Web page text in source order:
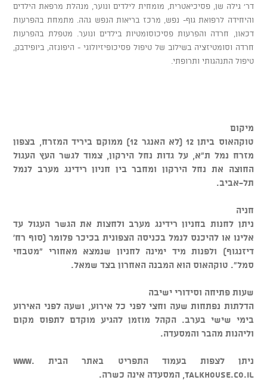
דר' גילה שן, פסיכיאטרית, מומחית לילדים ונוער, מנהלת מרפאת הילדים
והיחידה לרפואת גוף- נפש, מרכז בריאות הנפש גהה. מתמחת בהפרעות
דכאון, חרדה והפרעות פסיכוסומטיות בילדים ונוער. מטפלת בהפרעות
חרדה וסומטיזציה בשילוב של טיפול פסיכופיזיולוגי - היפונזה, ביופידבק,
טיפול התנהגותי ותרופתי.
מיקום
טוקהאוס ביתן 12 (לא האנגר 12) ממוקם ביריד המזרח, בצפון
מזרח נמל ת"א, על גדות נחל הירקון, צמוד לגשר העץ העגול
החוצה את נחל הירקון ומחבר בין חניון רידינג מערב לנמל
תל-אביב.
חניה
ניתן לחנות בחניון רידינג מערב ולחצות את הגשר העגול עד
אלינו או להיכנס לנמל בכניסה הצפונית בכיכר פלומר (סוף רח'
דיזנגוף) ולפנות מיד ימינה לחניון שנמצא מאחורי "מטבחי
סמל". טוקהאוס הוא המבנה האחרון בצד שמאל.
שעות פתיחה וסידורי ישיבה
הדלתות נפתחות שעה וחצי לפני כל אירוע, ושעה לפני האירוע
בימי שישי בערב. הקהל מוזמן להגיע מוקדם לתפוס מקום
וליהנות מהבר והמסעדה.
ניתן לצפות בעמוד התפריט באתר הבית www.
talkhouse.co.il, המסעדה אינה כשרה.